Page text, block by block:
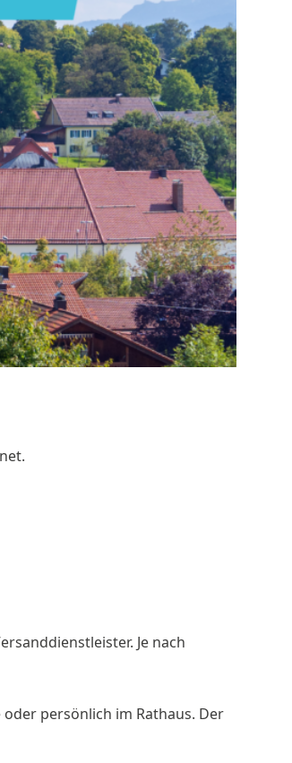
Je nach
persönlich im Rathaus. Der